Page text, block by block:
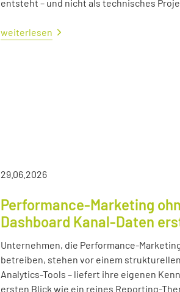
entsteht – und nicht als technisches
weiterlesen
29.06.2026
Performance-Marketing
Dashboard Kanal-Daten
Unternehmen, die Performance-
betreiben, stehen vor einem
Analytics-Tools – liefert ihre eigenen
ersten Blick wie ein reines Reporting-